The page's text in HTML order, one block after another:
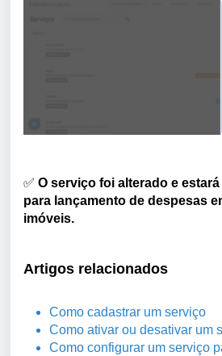
✅ O serviço foi alterado e
para lançamento de despesas
imóveis.
Artigos relacionados
Como cadastrar um serviço
Como ativar ou desativar um
Como configurar um serviço